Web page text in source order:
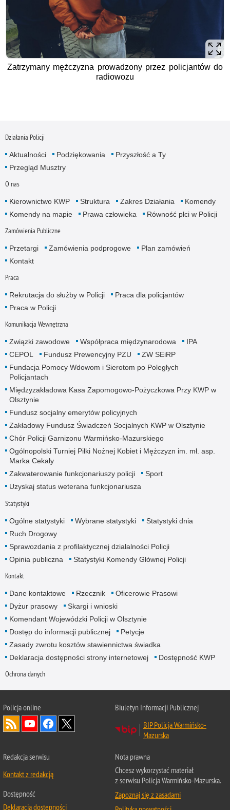
Zatrzymany mężczyzna prowadzony przez policjantów do
radiowozu
Działania Policji
Aktualności Podziękowania
Przyszłość a Ty
Przegląd Musztry
O nas
Kierownictwo KWP Struktura Zakres Działania
Komendy
Komendy na mapie
Prawa człowieka Równość płci w Policji
Zamówienia Publiczne
Przetargi Zamówienia podprogowe
Plan zamówień
Kontakt
Praca
Rekrutacja do służby w Policji
Praca dla policjantów
Praca w Policji
Komunikacja Wewnętrzna
Związki zawodowe Współpraca międzynarodowa
IPA
CEPOL
Fundusz Prewencyjny PZU
ZW SEiRP
Fundacja Pomocy Wdowom i Sierotom po Poległych
Policjantach
Międzyzakładowa Kasa Zapomogowo-Pożyczkowa Przy KWP w
Olsztynie
Fundusz socjalny emerytów policyjnych
Zakładowy Fundusz Świadczeń Socjalnych KWP w Olsztynie
Chór Policji Garnizonu Warmińsko-Mazurskiego
Ogólnopolski Turniej Piłki Nożnej Kobiet i Mężczyzn im. mł. asp.
Marka Cekały
Zakwaterowanie funkcjonariuszy policji
Sport
Uzyskaj status weterana funkcjonariusza
Statystyki
Ogólne statystyki Wybrane statystyki
Statystyki dnia
Ruch Drogowy
Sprawozdania z profilaktycznej działalności Policji
Opinia publiczna
Statystyki Komendy Głównej Policji
Kontakt
Dane kontaktowe Rzecznik
Oficerowie Prasowi
Dyżur prasowy
Skargi i wnioski
Komendant Wojewódzki Policji w Olsztynie
Dostęp do informacji publicznej
Petycje
Zasady zwrotu kosztów stawiennictwa świadka
Deklaracja dostępności strony internetowej
Dostępność KWP
Ochrona danych
Policja online
Biuletyn Informacji Publicznej
BIP Policja Warmińsko-
Mazurska
Redakcja serwisu
Kontakt z redakcją
Dostępność
Deklaracja dostępności
Nota prawna
Chcesz wykorzystać materiał
z serwisu Policja Warmińsko-Mazurska.
Zapoznaj się z zasadami